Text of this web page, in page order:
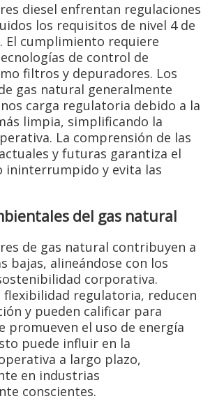
diesel enfrentan regulaciones
los requisitos de nivel 4 de
El cumplimiento requiere
de control de
filtros y depuradores. Los
gas natural generalmente
carga regulatoria debido a la
limpia, simplificando la
La comprensión de las
y futuras garantiza el
ininterrumpido y evita las
del gas natural
de gas natural contribuyen a
bajas, alineándose con los
corporativa.
flexibilidad regulatoria, reducen
y pueden calificar para
promueven el uso de energía
puede influir en la
a largo plazo,
en industrias
conscientes.